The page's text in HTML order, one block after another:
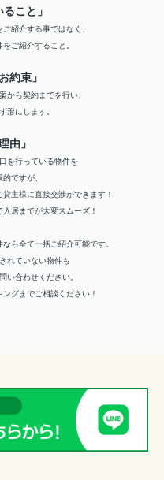
こと」
紹介する事ではなく、
ご紹介すること。
約束」
から契約までを行い、
形にします。
由」
を行っている物件を
ですが、
主様に直接交渉ができます！
居までが大変スムーズ！
ら全て一括ご紹介可能です。
れていない物件も
い合わせください。
グまでご相談ください！